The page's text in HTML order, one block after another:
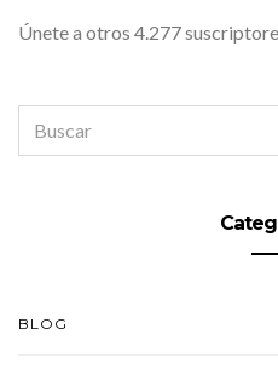
Únete a otros 4.277
FOR:
BLOG